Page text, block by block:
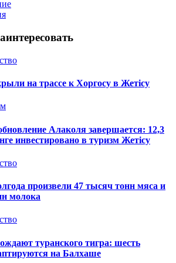
на трассе к Хоргосу в Жетісу
Алаколя завершается: 12,3
инвестировано в туризм Жетісу
произвели 47 тысяч тонн мяса и
молока
туранского тигра: шесть
на Балхаше